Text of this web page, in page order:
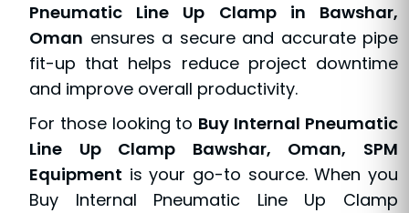
Pneumatic Line Up Clamp in Bawshar,
Oman ensures a secure and accurate pipe
fit-up that helps reduce project downtime
and improve overall productivity.
For those looking to Buy Internal Pneumatic
Line Up Clamp Bawshar, Oman, SPM
Equipment is your go-to source. When you
Buy Internal Pneumatic Line Up Clamp